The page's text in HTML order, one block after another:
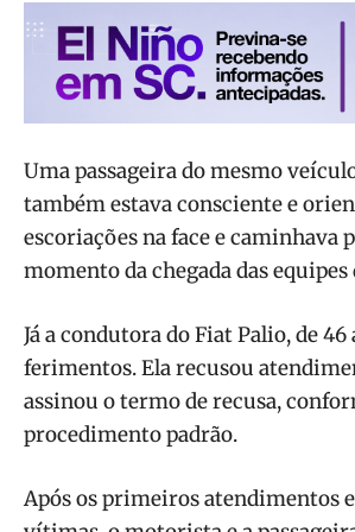
Uma passageira do mesmo
também estava consciente e
escoriações na face e caminhava
momento da chegada das equipes
Já a condutora do Fiat Palio, de 46
ferimentos. Ela recusou
assinou o termo de recusa,
procedimento padrão.
Após os primeiros atendimentos